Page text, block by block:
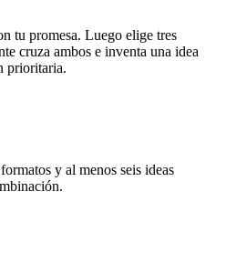
tu promesa. Luego elige tres
cruza ambos e inventa una idea
prioritaria.
y al menos seis ideas